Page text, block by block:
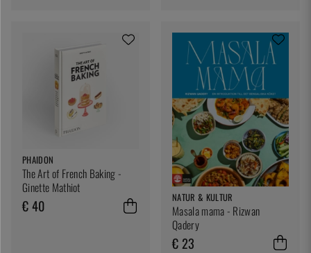
PHAIDON
The Art of French Baking -
Ginette Mathiot
€ 40 NATUR & KULTUR
Masala mama - Rizwan
Qadery
€ 23